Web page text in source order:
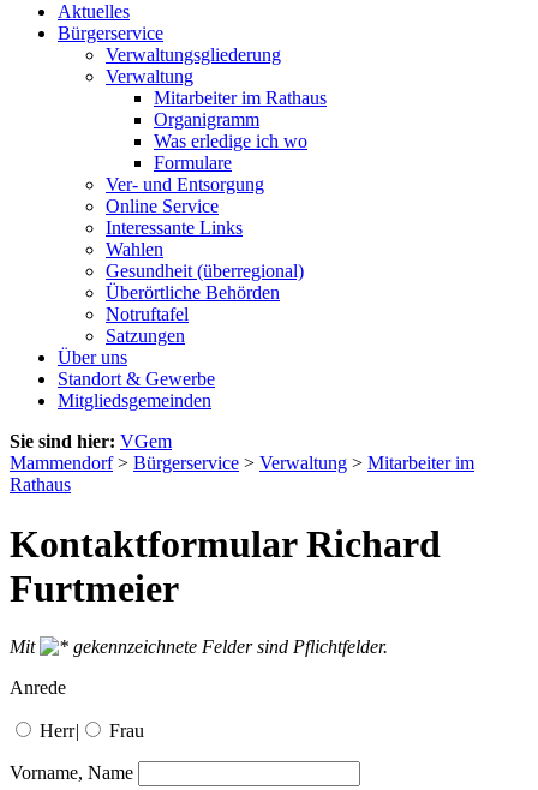
Aktuelles
Bürgerservice
Verwaltungsgliederung
Verwaltung
Mitarbeiter im Rathaus
Organigramm
Was erledige ich wo
Formulare
Ver- und Entsorgung
Online Service
Interessante Links
Wahlen
Gesundheit (überregional)
Überörtliche Behörden
Notruftafel
Satzungen
Über uns
Standort & Gewerbe
Mitgliedsgemeinden
Sie sind hier: VGem
Mammendorf> Bürgerservice > Verwaltung > Mitarbeiter im
Rathaus
Kontaktformular Richard
Furtmeier
Mit
gekennzeichnete Felder sind Pflichtfelder.
Anrede
Herr| Frau
Vorname, Name